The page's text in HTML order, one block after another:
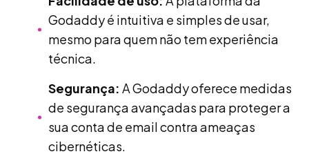
Godaddy é intuitiva e simples de usar,
mesmo para quem não tem experiência
técnica.
Segurança: A Godaddy oferece medidas
de segurança avançadas para proteger a
sua conta de email contra ameaças
cibernéticas.